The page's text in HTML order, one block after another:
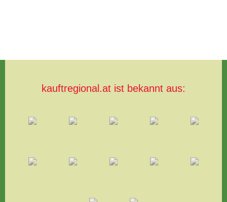
kauftregional.at ist bekannt aus: